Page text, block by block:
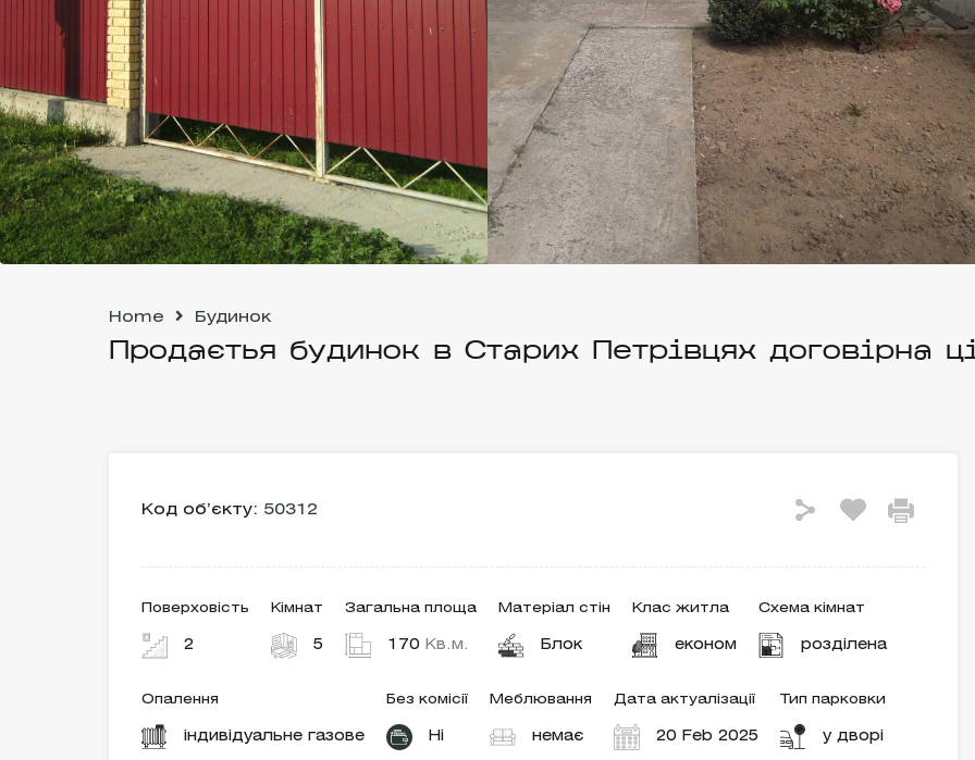
Home Будинок
Продаєтья будинок в Старих Петрівцях договірна
Код об’єкту: 50312
Поверховість
2
Кімнат
5
Загальна площа
170 Кв.м.
Матеріал стін
Блок
Клас житла
економ
Схема кімнат
розділена
Опалення
індивідуальне газове
Без комісії
Ні
Меблювання
немає
Дата актуалізації
20 Feb 2025
Тип парковки
у дворі